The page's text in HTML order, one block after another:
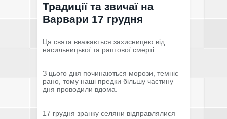
Традиції та звичаї на
Варвари 17 грудня
Ця свята вважається захисницею від
насильницької та раптової смерті.
З цього дня починаються морози, темніє
рано, тому наші предки більшу частину
дня проводили вдома.
17 грудня зранку селяни відправлялися